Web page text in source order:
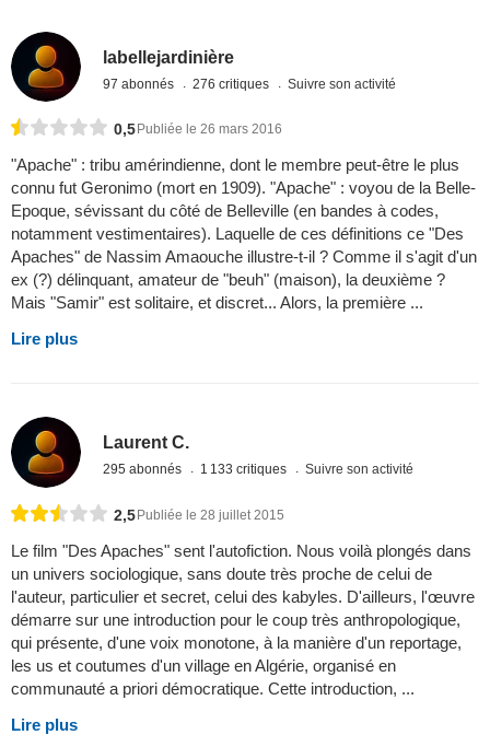
labellejardinière
97 abonnés 276 critiques Suivre son activité
0,5 Publiée le 26 mars 2016
"Apache" : tribu amérindienne, dont le membre peut-être le plus
connu fut Geronimo (mort en 1909). "Apache" : voyou de la Belle-
Epoque, sévissant du côté de Belleville (en bandes à codes,
notamment vestimentaires). Laquelle de ces définitions ce "Des
Apaches" de Nassim Amaouche illustre-t-il ? Comme il s'agit d'un
ex (?) délinquant, amateur de "beuh" (maison), la deuxième ?
Mais "Samir" est solitaire, et discret... Alors, la première ...
Lire plus
Laurent C.
295 abonnés 1 133 critiques Suivre son activité
2,5Publiée le 28 juillet 2015
Le film "Des Apaches" sent l'autofiction. Nous voilà plongés dans
un univers sociologique, sans doute très proche de celui de
l'auteur, particulier et secret, celui des kabyles. D'ailleurs, l'œuvre
démarre sur une introduction pour le coup très anthropologique,
qui présente, d'une voix monotone, à la manière d'un reportage,
les us et coutumes d'un village en Algérie, organisé en
communauté a priori démocratique. Cette introduction, ...
Lire plus